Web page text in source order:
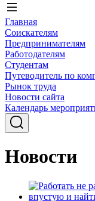
Главная
Соискателям
Предпринимателям
Работодателям
Студентам
Путеводитель по
Рынок труда
Новости сайта
Календарь
Новости